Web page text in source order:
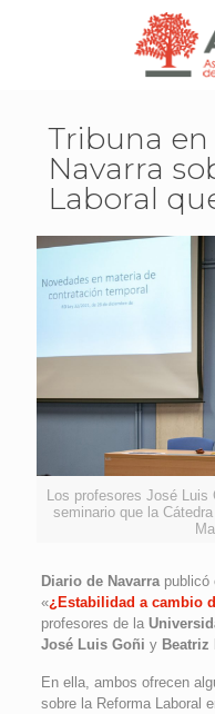
Tribuna
Navarra
Laboral
Los profesores José Luis
seminario que la
Diario de Navarrapublicó
«¿Estabilidad a cambio
profesores de la
José Luis Goñi y Beatriz
En ella, ambos ofrecen
sobre la Reforma Laboral